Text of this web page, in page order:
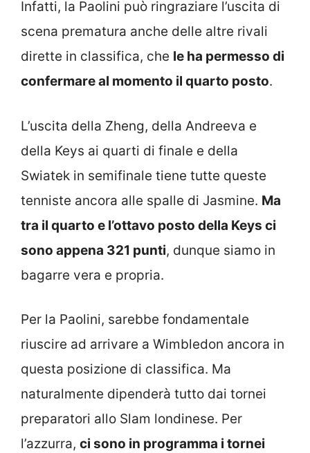
Infatti, la Paolini può ringraziare l’uscita di
scena prematura anche delle altre rivali
dirette in classifica, che le ha permesso di
confermare al momento il quarto posto.
L’uscita della Zheng, della Andreeva e
della Keys ai quarti di finale e della
Swiatek in semifinale tiene tutte queste
tenniste ancora alle spalle di Jasmine. Ma
tra il quarto e l’ottavo posto della Keys ci
sono appena 321 punti, dunque siamo in
bagarre vera e propria.
Per la Paolini, sarebbe fondamentale
riuscire ad arrivare a Wimbledon ancora in
questa posizione di classifica. Ma
naturalmente dipenderà tutto dai tornei
preparatori allo Slam londinese. Per
l’azzurra, ci sono in programma i tornei